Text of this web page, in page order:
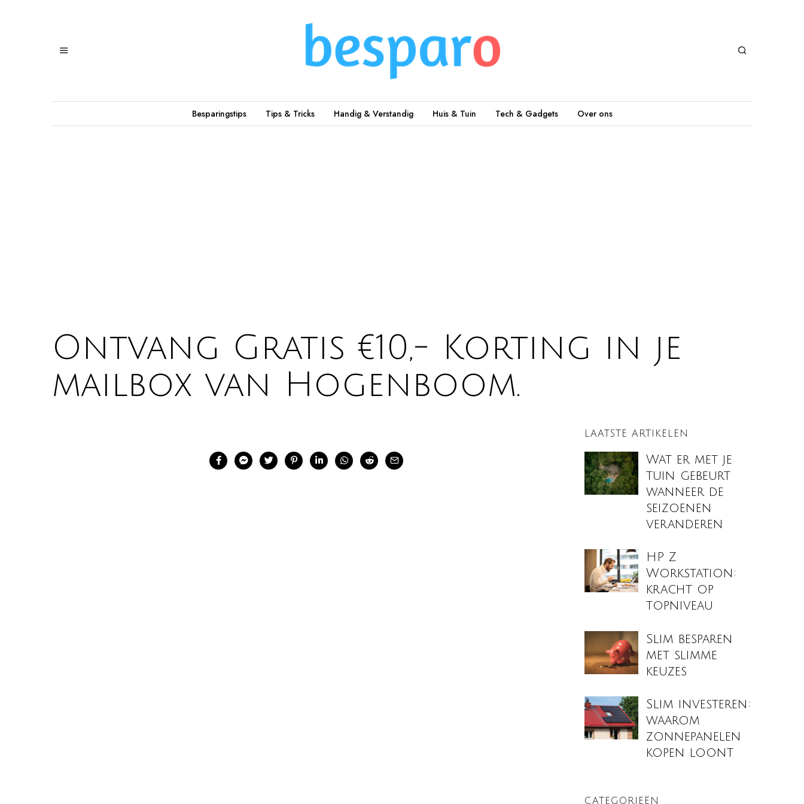
Besparingstips Tips & Tricks Handig & Verstandig Huis & Tuin Tech & Gadgets Over ons
Ontvang Gratis €10,- Korting in je
mailbox van Hogenboom.
LAATSTE ARTIKELEN
Wat er met je
tuin gebeurt
wanneer de
seizoenen
veranderen
HP Z
Workstation:
kracht op
topniveau
Slim besparen
met slimme
keuzes
Slim investeren:
waarom
zonnepanelen
kopen loont
CATEGORIEËN